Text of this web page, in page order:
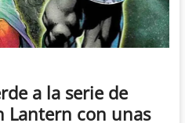
a la serie de
Lantern con unas